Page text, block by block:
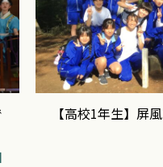
【高校1年生】屏